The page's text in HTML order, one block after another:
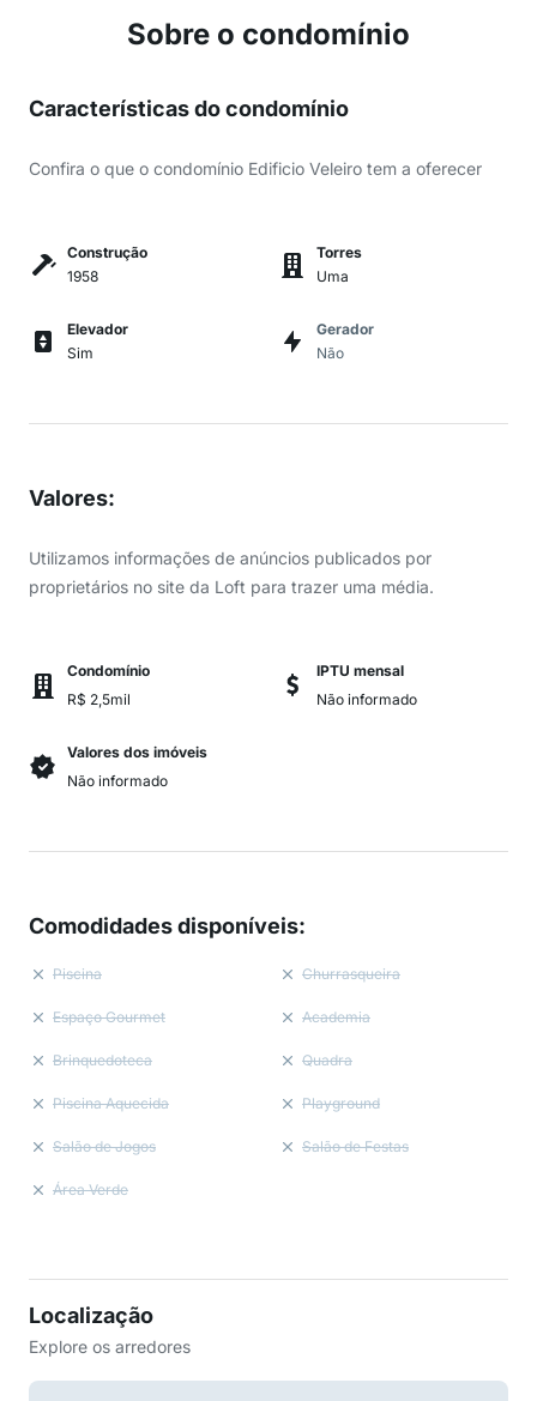
Sobre o condomínio
Características do condomínio
Confira o que o condomínio Edificio Veleiro tem a oferecer
Construção
1958
Torres
Uma
Elevador
Sim
Gerador
Não
Valores:
Utilizamos informações de anúncios publicados por
proprietários no site da Loft para trazer uma média.
Condomínio
R$ 2,5mil
IPTU mensal
Não informado
Valores dos imóveis
Não informado
Comodidades disponíveis:
Piscina Churrasqueira
Espaço Gourmet Academia
Brinquedoteca Quadra
Piscina Aquecida Playground
Salão de Jogos Salão de Festas
Área Verde
Localização
Explore os arredores